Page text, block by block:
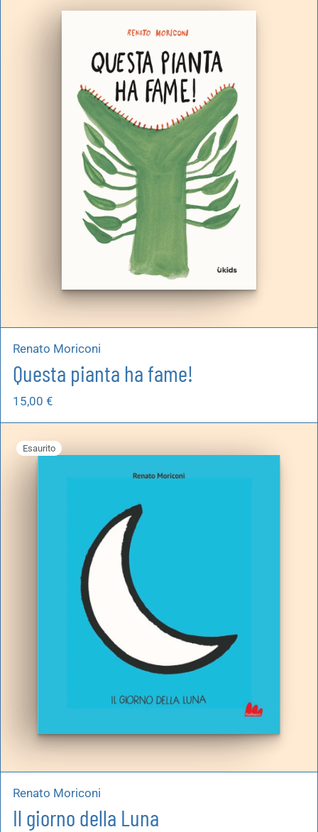
Renato Moriconi
Questa pianta ha fame!
15,00 €
Esaurito
Renato Moriconi
Il giorno della Luna